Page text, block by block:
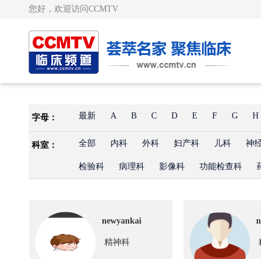
您好，欢迎访问CCMTV
字母： 最新 A B C D E F G H
科室： 全部 内科 外科 妇产科 儿科 神
检验科 病理科 影像科 功能检查科
newyankai
精神科